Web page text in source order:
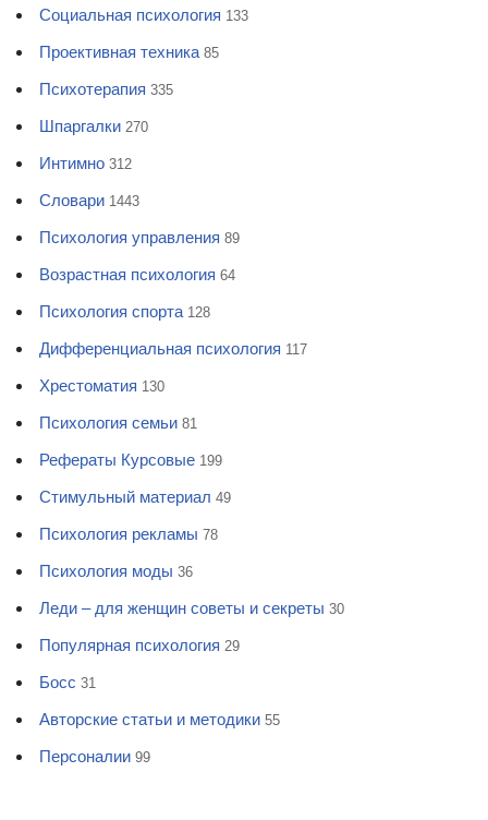
Социальная психология 133
Проективная техника 85
Психотерапия 335
Шпаргалки 270
Интимно 312
Словари 1443
Психология управления 89
Возрастная психология 64
Психология спорта 128
Дифференциальная психология 117
Хрестоматия 130
Психология семьи 81
Рефераты Курсовые 199
Стимульный материал 49
Психология рекламы 78
Психология моды 36
Леди – для женщин советы и секреты 30
Популярная психология 29
Босс 31
Авторские статьи и методики 55
Персоналии 99